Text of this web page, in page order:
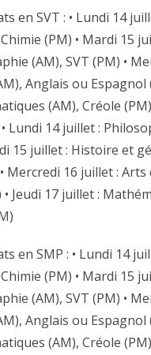
en SVT : • Lundi 14
(PM) • Mardi 15
(AM), SVT (PM) •
Anglais ou Espagnol
(AM), Créole
Lundi 14 juillet :
15 juillet : Histoire et
Mercredi 16 juillet :
Jeudi 17 juillet :
en SMP : • Lundi 14
(PM) • Mardi 15
(AM), SVT (PM) •
Anglais ou Espagnol
(AM), Créole